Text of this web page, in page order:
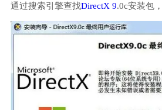
通过搜索引擎查找DirectX 9.0c安装包